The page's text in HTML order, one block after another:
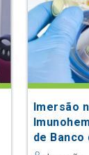
Imersão
de Banco